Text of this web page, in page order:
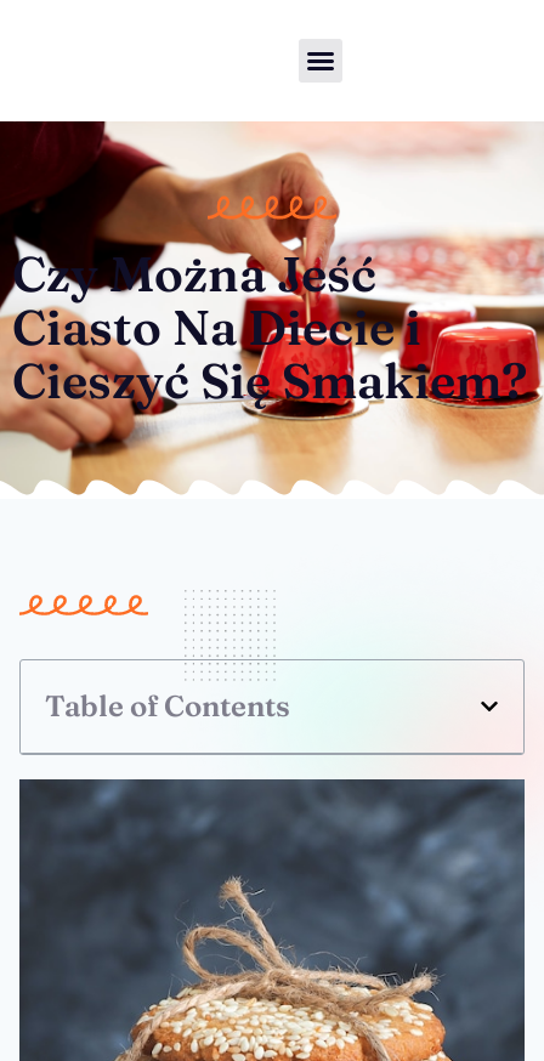
Czy Można Jeść
Ciasto Na Diecie i
Cieszyć Się Smakiem?
Table of Contents